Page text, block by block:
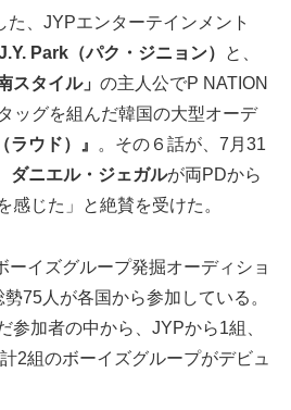
た、JYPエンターテインメント
Park（パク・ジニョン）
と、
スタイル」 の主人公でP NATION
ッグを組んだ韓国の大型オーデ
ラウド）』 。その６話が、7月31
ダニエル・ジェガルが両PDから
感じた」と絶賛を受けた。
ーイズグループ発掘オーディショ
75人が各国から参加している。
参加者の中から、JYPから1組、
2組のボーイズグループがデビュ